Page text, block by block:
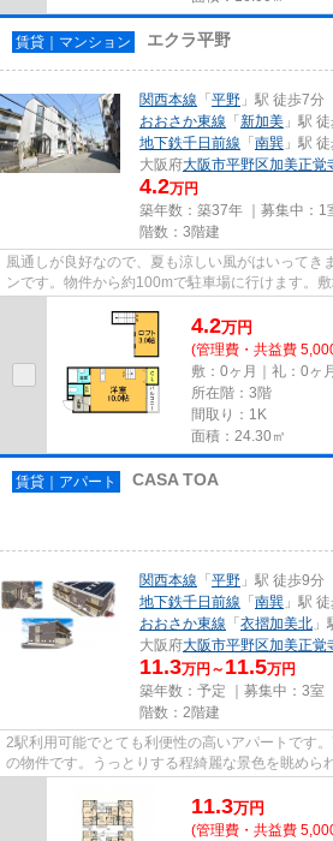
賃貸｜マンション エクラ平野
関西本線 「平野 」駅 徒歩7分
おおさか東線 「新加美 」駅
地下鉄千日前線 「南巽 」駅
大阪府大阪市平野区加美正覚
4.2万円
築年数：築37年 ｜募集中： 1
階数：3階建
風通しが良好なので、夏も涼しい風がはいってき
ンです。物件から約100mで駐車場に行けます。
です。当社スタッフが地域の賃...
4.2万円
(管理費・共益費
敷：0ヶ月｜礼：0ヶ
所在階：3階
間取り：1K
面積：24.30㎡
賃貸｜アパート CASA TOA
関西本線 「平野 」駅 徒歩9分
地下鉄千日前線 「南巽 」駅
おおさか東線 「衣摺加美北
大阪府大阪市平野区加美正覚
11.3万円～ 11.5万円
築年数：予定 ｜募集中： 3室
階数：2階建
2駅利用可能でとても利便性の高いアパートです
の物件です。うっとりする程綺麗な景色を眺めら
す。こちらは初期費用をカー...
11.3万円
(管理費・共益費